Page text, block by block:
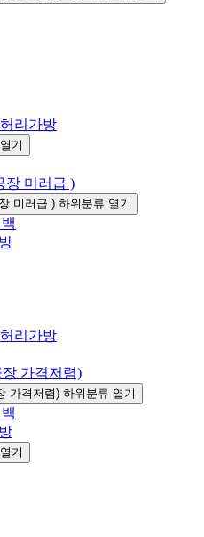
리가방
기
장 미러급 )
미러급 ) 하위분류 열기
리가방
가격저렴)
가격저렴) 하위분류 열기
기